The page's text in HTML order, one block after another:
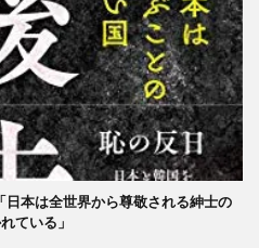
本は全世界から尊敬される紳士の
ている」